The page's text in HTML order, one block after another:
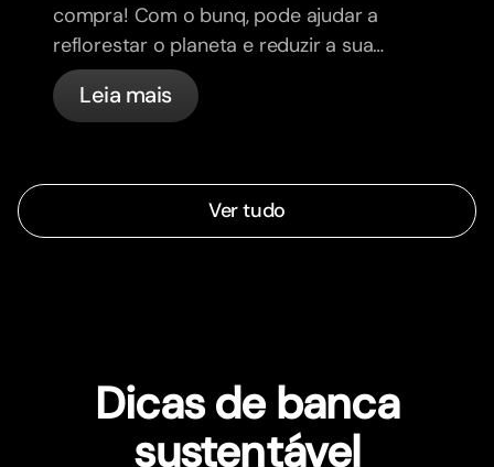
compra! Com o bunq, pode ajudar a
reflorestar o planeta e reduzir a sua
pegada, enquanto gere as suas
finanças.
Leia mais
Ver tudo
Dicas de banca
sustentável